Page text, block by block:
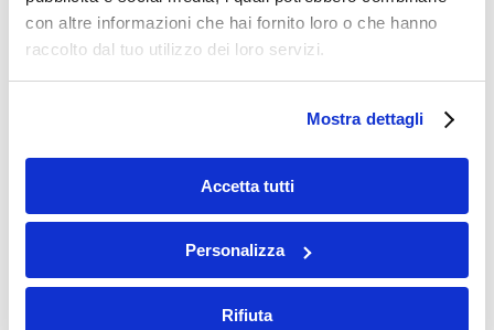
con altre informazioni che hai fornito loro o che hanno
raccolto dal tuo utilizzo dei loro servizi.
Mostra dettagli
Accetta tutti
Personalizza
Rifiuta
Fatturazione Elettronica 2026:
guida al confronto per forfettari